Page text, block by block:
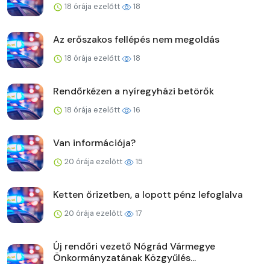
18 órája ezelőtt 18
Az erőszakos fellépés nem megoldás
18 órája ezelőtt 18
Rendőrkézen a nyíregyházi betörők
18 órája ezelőtt 16
Van információja?
20 órája ezelőtt 15
Ketten őrizetben, a lopott pénz lefoglalva
20 órája ezelőtt 17
Új rendőri vezető Nógrád Vármegye
Önkormányzatának Közgyűlés...